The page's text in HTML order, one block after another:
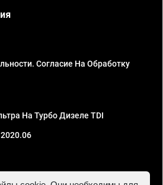
Согласие На Обработку
На Турбо Дизеле TDI
ИНН 781302555843,